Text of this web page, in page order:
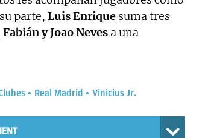
parte, Luis Enrique suma tres
y Joao Neves a una
Real Madrid Vinicius Jr.